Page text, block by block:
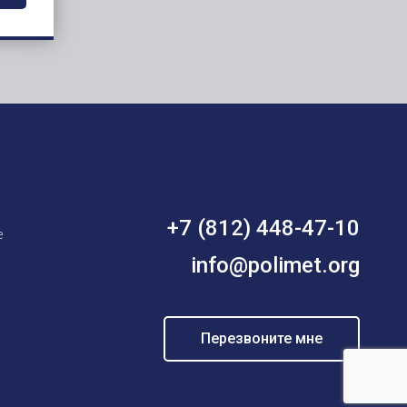
+7 (812) 448-47-10
info@polimet.org
Перезвоните мне